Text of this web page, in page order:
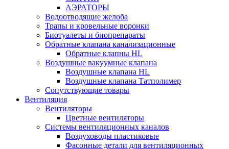
АЭРАТОРЫ
Водоотводящие желоба
Трапы и кровельные воронки
Биотуалеты и биопрепараты
Обратные клапана канализационные
Обратные клапны HL
Воздушные вакуумные клапана
Воздушные клапана HL
Воздушные клапана Татполимер
Сопутствующие товары
Вентиляция
Вентиляторы
Цветные вентиляторы
Системы вентиляционных каналов
Воздуховоды пластиковые
Фасонные детали для вентиляционных